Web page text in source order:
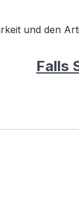
und den
Falls